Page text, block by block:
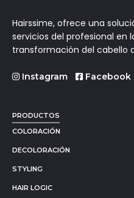
Hairssime, ofrece una
servicios del profesional en
transformación del cabello
Instagram Facebook
PRODUCTOS
COLORACIÓN
DECOLORACIÓN
STYLING
HAIR LOGIC